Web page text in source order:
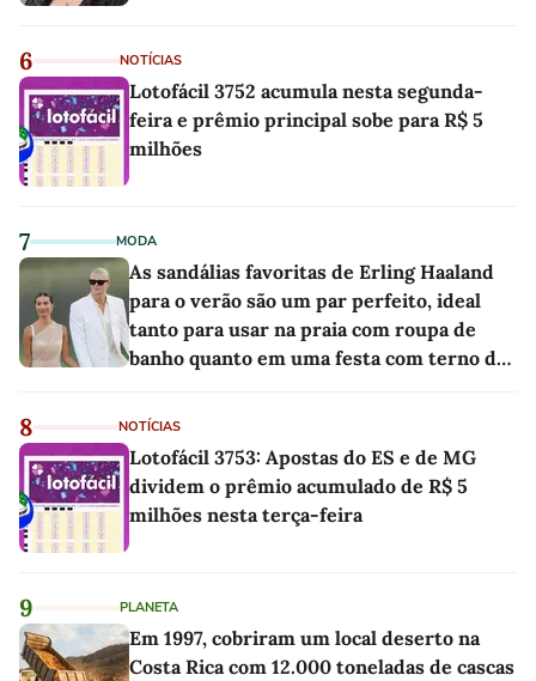
6 NOTÍCIAS
Lotofácil 3752 acumula nesta segunda-
feira e prêmio principal sobe para R$ 5
milhões
7 MODA
As sandálias favoritas de Erling Haaland
para o verão são um par perfeito, ideal
tanto para usar na praia com roupa de
banho quanto em uma festa com terno de
8 NOTÍCIAS
Lotofácil 3753: Apostas do ES e de MG
dividem o prêmio acumulado de R$ 5
milhões nesta terça-feira
9 PLANETA
Em 1997, cobriram um local deserto na
Costa Rica com 12.000 toneladas de cascas